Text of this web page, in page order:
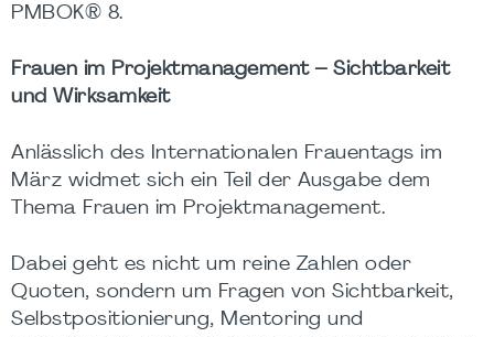
PMBOK® 8.
Frauen im Projektmanagement – Sichtbarkeit
und Wirksamkeit
Anlässlich des Internationalen Frauentags im
März widmet sich ein Teil der Ausgabe dem
Thema Frauen im Projektmanagement.
Dabei geht es nicht um reine Zahlen oder
Quoten, sondern um Fragen von Sichtbarkeit,
Selbstpositionierung, Mentoring und